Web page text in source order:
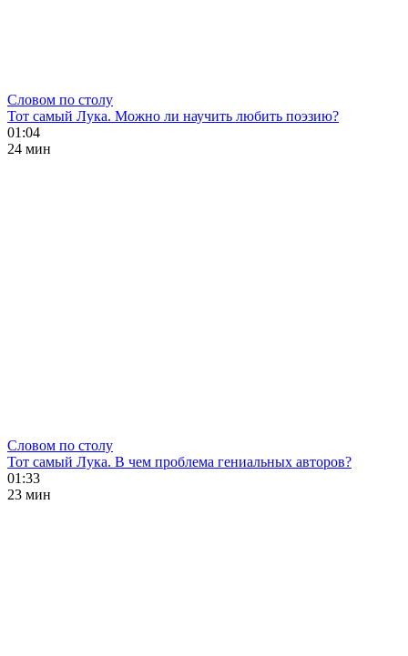
Словом по столу
Тот самый Лука. Можно ли научить любить поэзию?
01:04
24 мин
Словом по столу
Тот самый Лука. В чем проблема гениальных авторов?
01:33
23 мин